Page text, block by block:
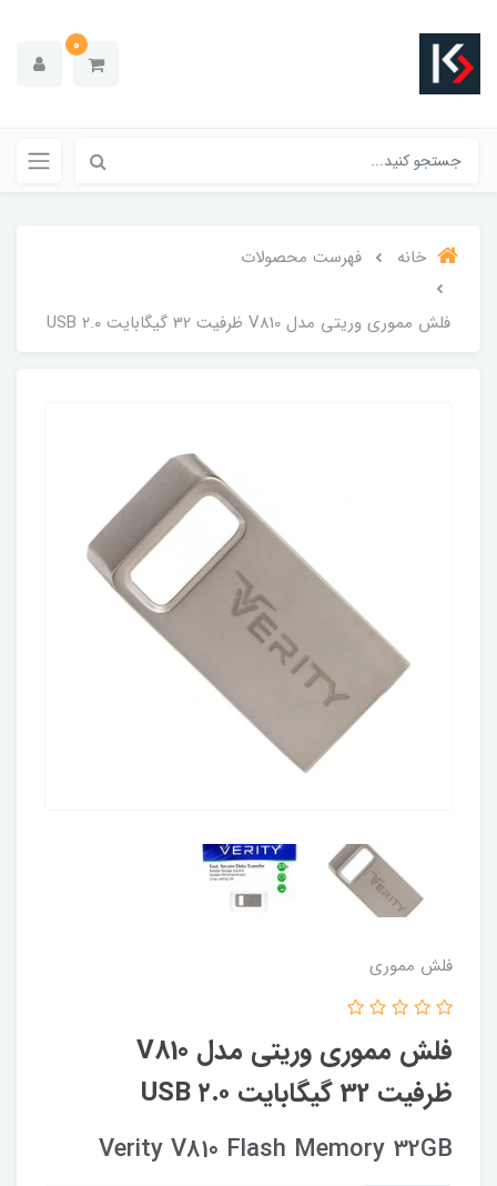
0
خانه فهرست محصولات
فلش مموری وریتی مدل V810 ظرفیت 32 گیگابایت USB ۲.۰
فلش مموری
فلش مموری وریتی مدل V810
ظرفیت 32 گیگابایت USB ۲.۰
Verity V810 Flash Memory 32GB